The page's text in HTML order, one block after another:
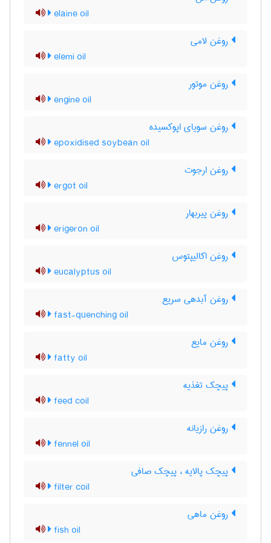
elaine oil
روغن لامی
elemi oil
روغن موتور
engine oil
روغن سویای اپوکسیده
epoxidised soybean oil
روغن ارجوت
ergot oil
روغن پیربهار
erigeron oil
روغن اکالیپتوس
eucalyptus oil
روغن آبدهی سریع
fast-quenching oil
روغن مایع
fatty oil
پیچک تغذیه
feed coil
روغن رازیانه
fennel oil
پیچک پالایه ، پیچک صافی
filter coil
روغن ماهی
fish oil